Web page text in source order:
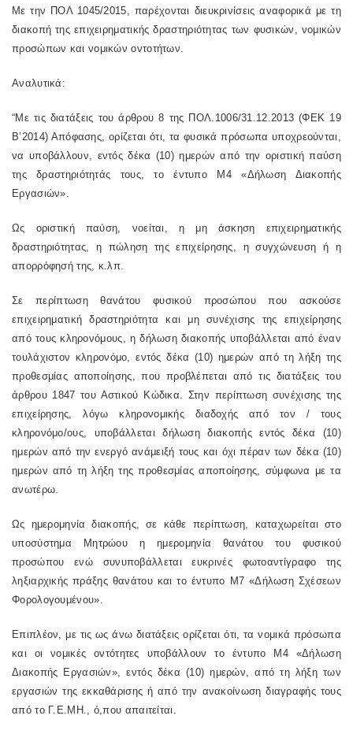
Με την ΠΟΛ 1045/2015, παρέχονται διευκρινίσεις αναφορικά με τη
διακοπή της επιχειρηματικής δραστηριότητας των φυσικών, νομικών
προσώπων και νομικών οντοτήτων.
Αναλυτικά:
“Με τις διατάξεις του άρθρου 8 της ΠΟΛ.1006/31.12.2013 (ΦΕΚ 19
Β’2014) Απόφασης, ορίζεται ότι, τα φυσικά πρόσωπα υποχρεούνται,
να υποβάλλουν, εντός δέκα (10) ημερών από την οριστική παύση
της δραστηριότητάς τους, το έντυπο Μ4 «Δήλωση Διακοπής
Εργασιών».
Ως οριστική παύση, νοείται, η μη άσκηση επιχειρηματικής
δραστηριότητας, η πώληση της επιχείρησης, η συγχώνευση ή η
απορρόφησή της, κ.λπ.
Σε περίπτωση θανάτου φυσικού προσώπου που ασκούσε
επιχειρηματική δραστηριότητα και μη συνέχισης της επιχείρησης
από τους κληρονόμους, η δήλωση διακοπής υποβάλλεται από έναν
τουλάχιστον κληρονόμο, εντός δέκα (10) ημερών από τη λήξη της
προθεσμίας αποποίησης, που προβλέπεται από τις διατάξεις του
άρθρου 1847 του Αστικού Κώδικα. Στην περίπτωση συνέχισης της
επιχείρησης, λόγω κληρονομικής διαδοχής από τον / τους
κληρονόμο/ους, υποβάλλεται δήλωση διακοπής εντός δέκα (10)
ημερών από την ενεργό ανάμειξή τους και όχι πέραν των δέκα (10)
ημερών από τη λήξη της προθεσμίας αποποίησης, σύμφωνα με τα
ανωτέρω.
Ως ημερομηνία διακοπής, σε κάθε περίπτωση, καταχωρείται στο
υποσύστημα Μητρώου η ημερομηνία θανάτου του φυσικού
προσώπου ενώ συνυποβάλλεται ευκρινές φωτοαντίγραφο της
ληξιαρχικής πράξης θανάτου και το έντυπο Μ7 «Δήλωση Σχέσεων
Φορολογουμένου».
Επιπλέον, με τις ως άνω διατάξεις ορίζεται ότι, τα νομικά πρόσωπα
και οι νομικές οντότητες υποβάλλουν το έντυπο Μ4 «Δήλωση
Διακοπής Εργασιών», εντός δέκα (10) ημερών, από τη λήξη των
εργασιών της εκκαθάρισης ή από την ανακοίνωση διαγραφής τους
από το Γ.Ε.ΜΗ., ό,που απαιτείται.